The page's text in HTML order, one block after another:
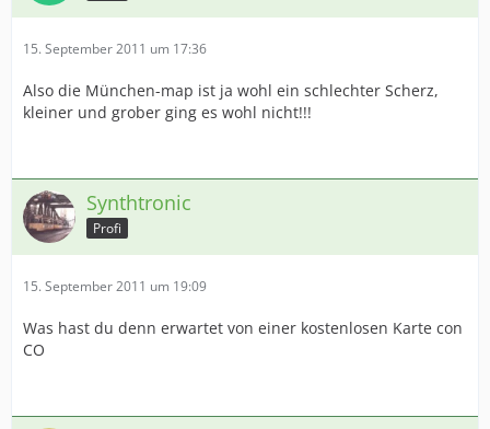
15. September 2011 um 17:36
Also die München-map ist ja wohl ein schlechter Scherz,
kleiner und grober ging es wohl nicht!!!
Synthtronic
Profi
15. September 2011 um 19:09
Was hast du denn erwartet von einer kostenlosen Karte con
CO